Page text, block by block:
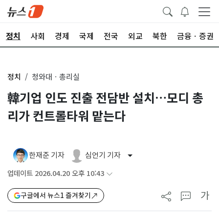
정치 사회 경제 국제 전국 외교 북한 금융ㆍ증권
정치 청와대ㆍ총리실
韓기업 인도 진출 전담반 설치…모디 총
리가 컨트롤타워 맡는다
한재준 기자 심언기 기자
업데이트 2026.04.20 오후 10:43
구글에서 뉴스1 즐겨찾기 가